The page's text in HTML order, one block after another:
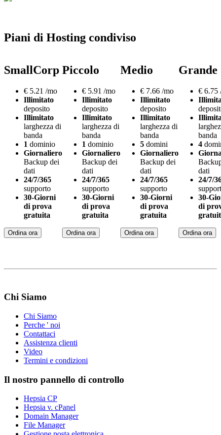
Piani di Hosting condiviso
SmallCorp
€ 5.21 /mo
Illimitato
deposito
Illimitato
larghezza di
banda
1 dominio
Giornaliero
Backup dei
dati
24/7/365
supporto
30-Giorni
di prova
gratuita
Ordina ora
Piccolo
€ 5.91 /mo
Illimitato
deposito
Illimitato
larghezza di
banda
1 dominio
Giornaliero
Backup dei
dati
24/7/365
supporto
30-Giorni
di prova
gratuita
Ordina ora
Medio
€ 7.66 /mo
Illimitato
deposito
Illimitato
larghezza di
banda
5 domini
Giornaliero
Backup dei
dati
24/7/365
supporto
30-Giorni
di prova
gratuita
Ordina ora
Grande
€ 6.75
banda
4
dati
24/7/
30-
di
Ordina ora
Chi Siamo
Chi Siamo
Perche ' noi
Contattaci
Assistenza clienti
Video
Termini e condizioni
Il nostro pannello di controllo
Hepsia CP
Hepsia v. cPanel
Domain Manager
File Manager